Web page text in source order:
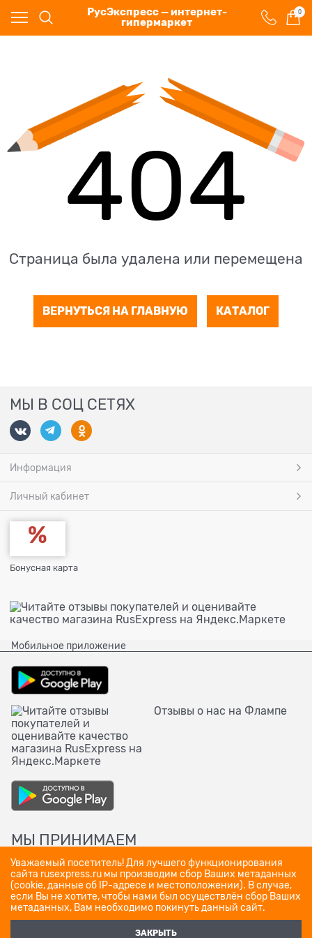
РусЭкспресс — интернет-
гипермаркет
0
404
Страница была удалена или перемещена
ВЕРНУТЬСЯ НА ГЛАВНУЮ КАТАЛОГ
МЫ В СОЦ СЕТЯХ
Информация
Личный кабинет
Бонусная карта
Мобильное приложение
Отзывы о нас на Флампе
МЫ ПРИНИМАЕМ
Уважаемый посетитель! Для лучшего функционирования
сайта rusexpress.ru мы производим сбор Ваших метаданных
(cookie, данные об IP-адресе и местоположении). В случае,
если Вы не хотите, чтобы нами был осуществлён сбор Ваших
метаданных, Вам необходимо покинуть данный сайт.
ЗАКРЫТЬ